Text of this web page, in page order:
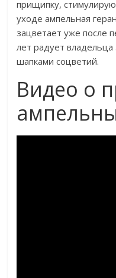
прищипку,
уходе ампельная
зацветает уже после
лет радует
шапками соцветий.
Видео о